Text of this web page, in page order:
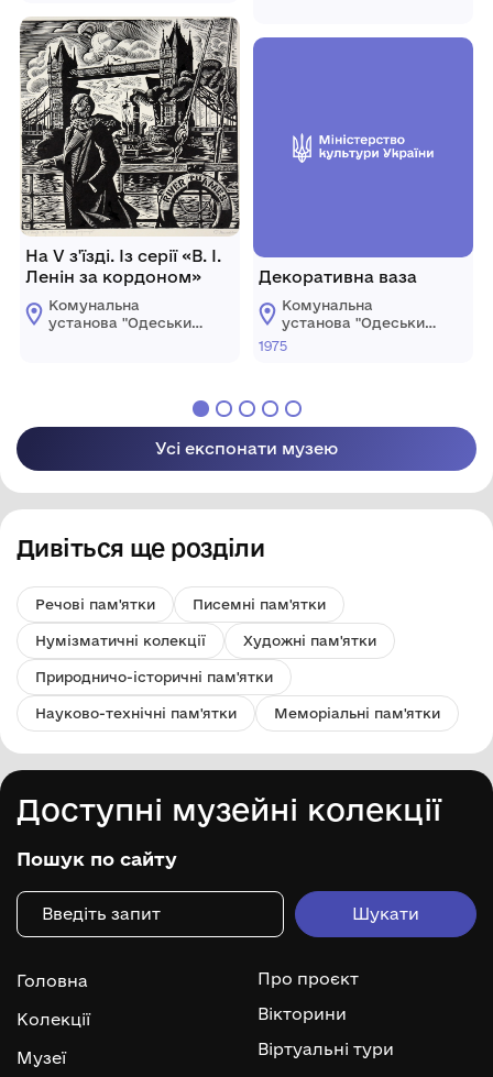
На V з'їзді. Із серії «В. І.
Ленін за кордоном»
Комунальна
установа "Одеський
Декоративна ваза
Комунальна
установа "Одеський
національний
1975
Усі експонати музею
Дивіться ще розділи
Речові пам'ятки Писемні пам'ятки
Нумізматичні колекції Художні пам'ятки
Природничо-історичні пам'ятки
Науково-технічні пам'ятки Меморіальні пам'ятки
Доступні музейні колекції
Пошук по сайту
Головна
Колекції
Музеї
Про проєкт
Вікторини
Віртуальні тури